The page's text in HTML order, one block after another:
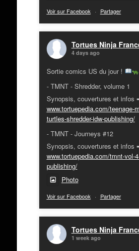
Voir sur Facebook · Partager
Tortues Ninja
4 days ago
Sortie comics US du jour !
- TMNT - Shredder, volume 1
Synopsis, couvertures et infos
www.tortuepedia.com/teenage-
turtles-shredder-idw-publishing/
- TMNT - Journeys #12
Synopsis, couvertures et infos
www.tortuepedia.com/tmnt-vol-
publishing/
Photo
Voir sur Facebook · Partager
Tortues Ninja
1 week ago